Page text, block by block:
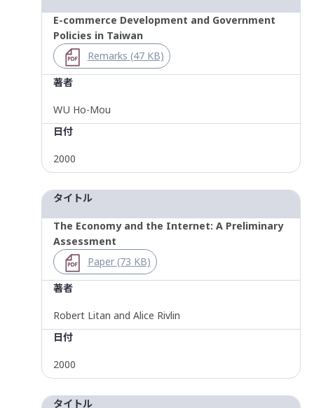
E-commerce Development and Government
Policies in Taiwan
Remarks (47 KB)
著者
WU Ho-Mou
日付
2000
タイトル
The Economy and the Internet: A Preliminary
Assessment
Paper (73 KB)
著者
Robert Litan and Alice Rivlin
日付
2000
タイトル